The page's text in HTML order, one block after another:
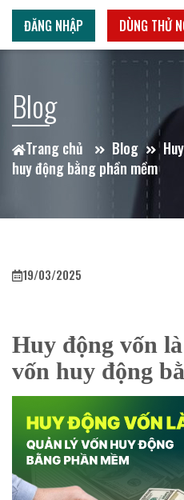
ĐĂNG NHẬP DÙNG THỬ
Blog
Trang chủ Blog
huy động bằng phần mềm
19/03/2025
Huy động vốn
vốn huy động